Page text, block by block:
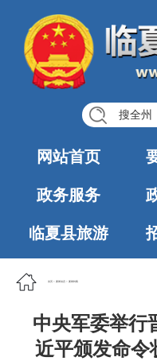
搜全州
网站首页
政务服务
临夏县旅游
首页 要闻动态 要闻转载
中央军委举行
近平颁发命令